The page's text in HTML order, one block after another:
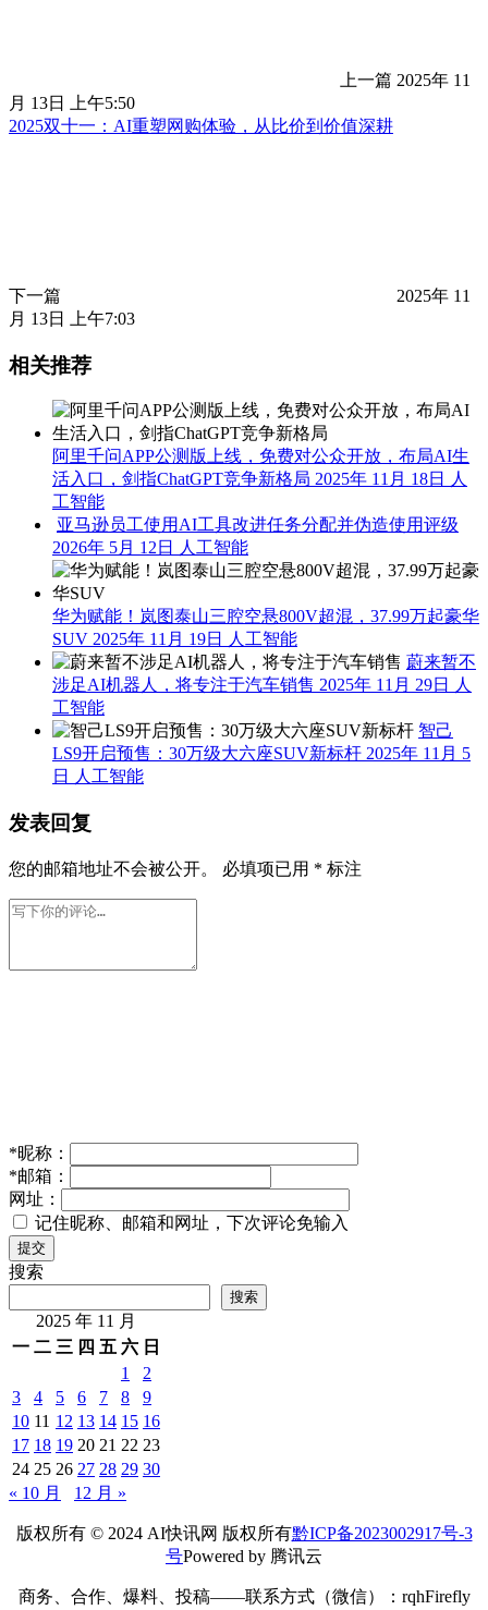
上一篇 2025年 11
月 13日 上午5:50
2025双十一：AI重塑网购体验，从比价到价值深耕
下一篇
2025年 11
月 13日 上午7:03
相关推荐
阿里千问APP公测版上线，免费对公众开放，布局AI生
活入口，剑指ChatGPT竞争新格局 2025年 11月 18日 人
工智能
亚马逊员工使用AI工具改进任务分配并伪造使用评级
2026年 5月 12日 人工智能
华为赋能！岚图泰山三腔空悬800V超混，37.99万起豪华
SUV 2025年 11月 19日 人工智能
蔚来暂不
涉足AI机器人，将专注于汽车销售 2025年 11月 29日 人
工智能
智己
LS9开启预售：30万级大六座SUV新标杆 2025年 11月 5
日 人工智能
发表回复
您的邮箱地址不会被公开。 必填项已用 * 标注
*昵称：
*邮箱：
网址：
记住昵称、邮箱和网址，下次评论免输入
提交
搜索
搜索
2025 年 11 月
一 二 三 四 五 六 日
1
2
3
4 5 6 7 8
9
10 11 12 13 14 15 16
17 18 19 20 21 22 23
24 25 26 27 28 29 30
« 10 月
12 月 »
版权所有 © 2024 AI快讯网 版权所有黔ICP备2023002917号-3
号Powered by 腾讯云
商务、合作、爆料、投稿——联系方式（微信）：rqhFirefly